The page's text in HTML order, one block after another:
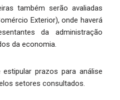
também serão avaliadas
Exterior), onde haverá
da administração
da economia.
prazos para análise
setores consultados.